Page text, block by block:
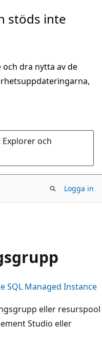
stöds inte
dra nytta av de
och
Logga in
SQL Managed Instance
eller resurspool
Studio eller